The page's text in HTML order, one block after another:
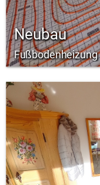
Neubau
Fußbodenheizung